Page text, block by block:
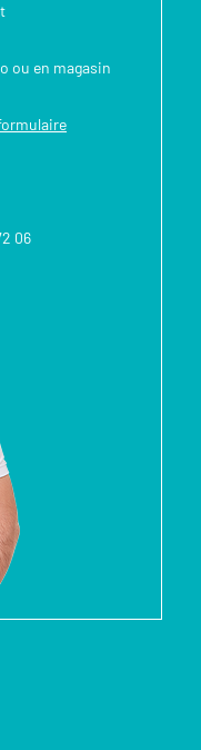
ou en magasin
06